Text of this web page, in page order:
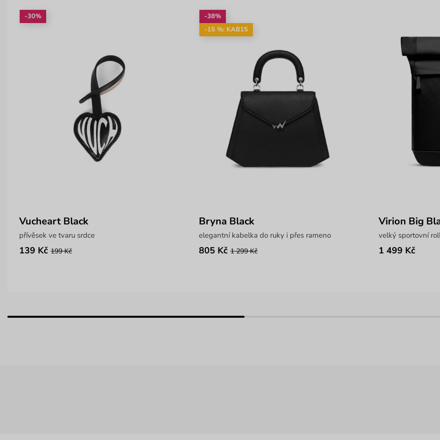
-30%
Vucheart Black
přívěsek ve tvaru srdce
139 Kč 199 Kč
-38%
-15 %: KAB15
Bryna Black
elegantní kabelka do ruky i přes rameno
805 Kč 1 299 Kč
Virion Big
velký sportovní
1 499 Kč